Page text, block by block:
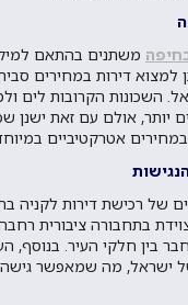
משתנים בהתאם
למצוא דירות במחירים
השכונות הקרובות לים
יותר, אולם עם זאת ישנן
אטרקטיביים
של רכישת דירות לקניה
בתחבורה ציבורית
בין חלקי העיר. בנוסף,
ישראל, מה שמאפשר גישה